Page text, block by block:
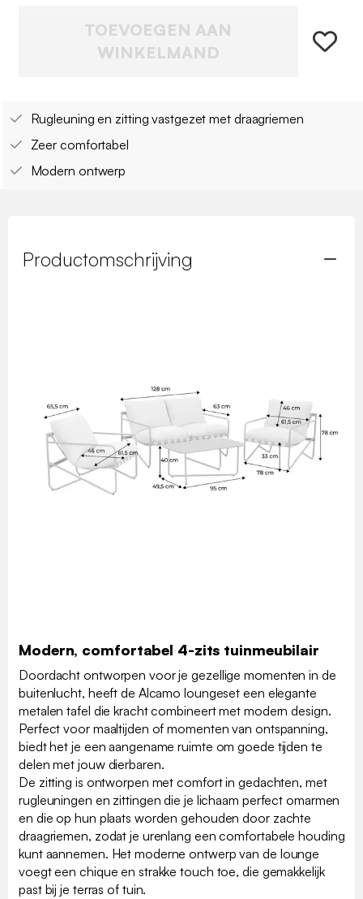
TOEVOEGEN AAN
WINKELMAND
Rugleuning en zitting vastgezet met draagriemen
Zeer comfortabel
Modern ontwerp
Productomschrijving
Modern, comfortabel 4-zits tuinmeubilair
Doordacht ontworpen voor je gezellige momenten in de
buitenlucht, heeft de Alcamo loungeset een elegante
metalen tafel die kracht combineert met modern design.
Perfect voor maaltijden of momenten van ontspanning,
biedt het je een aangename ruimte om goede tijden te
delen met jouw dierbaren.
De zitting is ontworpen met comfort in gedachten, met
rugleuningen en zittingen die je lichaam perfect omarmen
en die op hun plaats worden gehouden door zachte
draagriemen, zodat je urenlang een comfortabele houding
kunt aannemen. Het moderne ontwerp van de lounge
voegt een chique en strakke touch toe, die gemakkelijk
past bij je terras of tuin.